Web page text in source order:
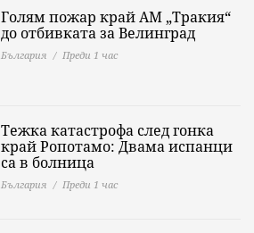
Голям пожар край АМ „Тракия“
до отбивката за Велинград
България Преди 1 час
Тежка катастрофа след гонка
край Ропотамо: Двама испанци
са в болница
България Преди 1 час